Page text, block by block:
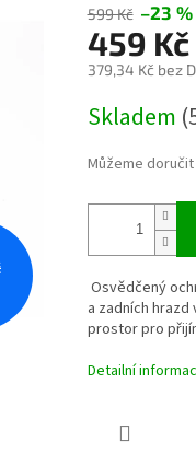
599 Kč –23 %
459 Kč
379,34 Kč bez
cena:
Skladem
Můžeme
Osvědčený
a zadních
prostor pro
Detailní